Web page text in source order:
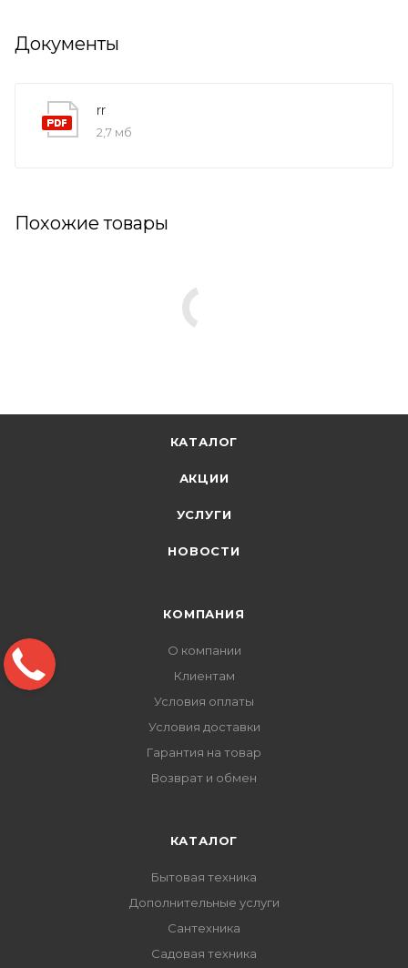
Документы
rr
2,7 мб
Похожие товары
КАТАЛОГ
АКЦИИ
УСЛУГИ
НОВОСТИ
КОМПАНИЯ
О компании
Клиентам
Условия оплаты
Условия доставки
Гарантия на товар
Возврат и обмен
КАТАЛОГ
Бытовая техника
Дополнительные услуги
Сантехника
Садовая техника